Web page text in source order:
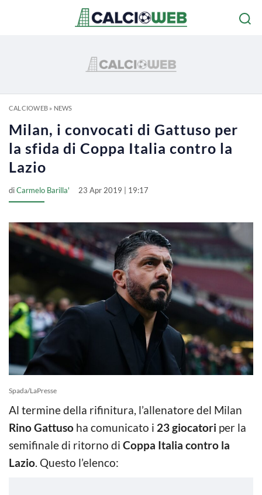
CALCIOWEB» NEWS
Milan, i convocati di Gattuso per
la sfida di Coppa Italia contro la
Lazio
diCarmelo Barilla' 23 Apr 2019 | 19:17
Spada/LaPresse
Al termine della rifinitura, l’allenatore del Milan
Rino Gattuso ha comunicato i 23 giocatori per la
semifinale di ritorno di Coppa Italia contro la
Lazio. Questo l’elenco: